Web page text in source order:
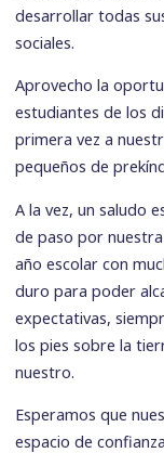
desarrollar todas
sociales.
Aprovecho la
estudiantes de los
primera vez a
pequeños de
A la vez, un saludo
de paso por
año escolar con
duro para poder
expectativas,
los pies sobre la
nuestro.
Esperamos que
espacio de